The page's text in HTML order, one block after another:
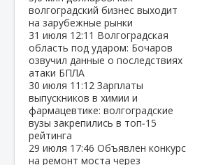
волгоградский бизнес выходит
на зарубежные рынки
31 июля 12:11 Волгоградская
область под ударом: Бочаров
озвучил данные о последствиях
атаки БПЛА
30 июля 11:12 Зарплаты
выпускников в химии и
фармацевтике: волгоградские
вузы закрепились в топ‑15
рейтинга
29 июля 17:46 Объявлен конкурс
на ремонт моста через